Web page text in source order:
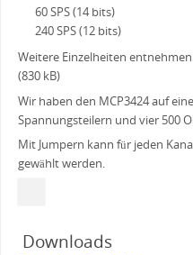
60 SPS (14 bits)
240 SPS (12 bits)
Weitere Einzelheiten
(830 kB)
Wir haben den MCP3424 auf
Spannungsteilern und vier 500
Mit Jumpern kann für jeden
gewählt werden.
Downloads